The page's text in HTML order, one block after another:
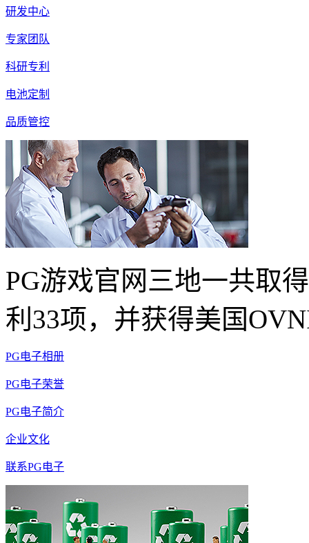
研发中心
专家团队
科研专利
电池定制
品质管控
PG游戏官网三地一共取
利33项，并获得美国
PG电子相册
PG电子荣誉
PG电子简介
企业文化
联系PG电子